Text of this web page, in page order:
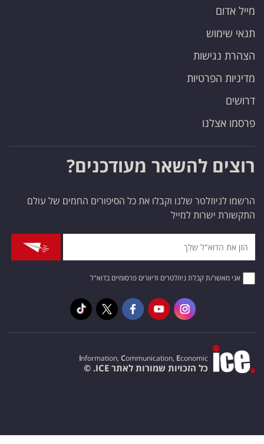
מייל אדום
תנאי שימוש
הצהרת נגישות
מדיניות הפרטיות
דרושים
פרסמו אצלנו
רוצים להשאר מעודכנים?
הרשמו לניוזלטר שלנו וקבלו את כל הסיפורים החמים של עולם
התקשורת ישרות למייל
אני מאשר/ת קבלת ניוזלטרים ודיוורים פרסומיים בדוא"ל
Information, Communication, Economic
כל הזכויות שמורות לאתר ICE. ©